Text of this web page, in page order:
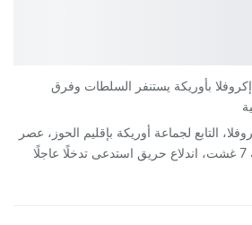
بأوريكة يستنفر السلطات وفرق
التابع لجماعة أوريكة بإقليم الحوز، عصر
اليوم الجمعة 7 غشت، اندلاع حريق استدعى تدخلًا عاجلًا